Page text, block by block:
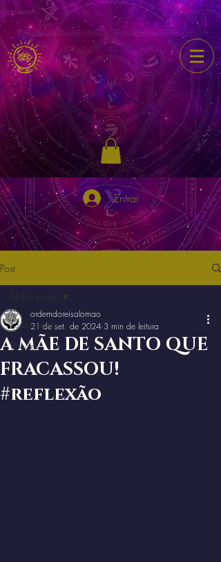
Entrar
Post
Todos posts
Poções
A MÃE DE SANTO QUE
FRACASSOU!
#reflexão
ordemdoreisalomao
21 de set. de 2024 3 min de leitura